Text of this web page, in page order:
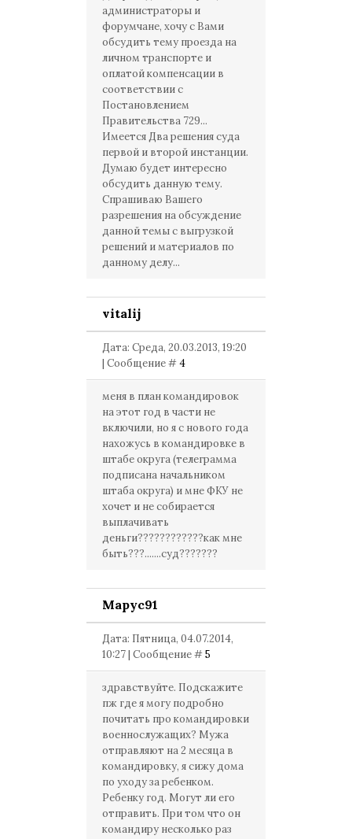
администраторы и
форумчане, хочу с Вами
обсудить тему проезда на
личном транспорте и
оплатой компенсации в
соответствии с
Постановлением
Правительства 729...
Имеется Два решения суда
первой и второй инстанции.
Думаю будет интересно
обсудить данную тему.
Спрашиваю Вашего
разрешения на обсуждение
данной темы с выгрузкой
решений и материалов по
данному делу...
vitalij
Дата: Среда, 20.03.2013, 19:20
| Сообщение #4
меня в план командировок
на этот год в части не
включили, но я с нового года
нахожусь в командировке в
штабе округа (телеграмма
подписана начальником
штаба округа) и мне ФКУ не
хочет и не собирается
выплачивать
деньги????????????как мне
быть???.......суд???????
Mapyc91
Дата: Пятница, 04.07.2014,
10:27 | Сообщение #5
здравствуйте. Подскажите
пж где я могу подробно
почитать про командировки
военнослужащих? Мужа
отправляют на 2 месяца в
командировку, я сижу дома
по уходу за ребенком.
Ребенку год. Могут ли его
отправить. При том что он
командиру несколько раз